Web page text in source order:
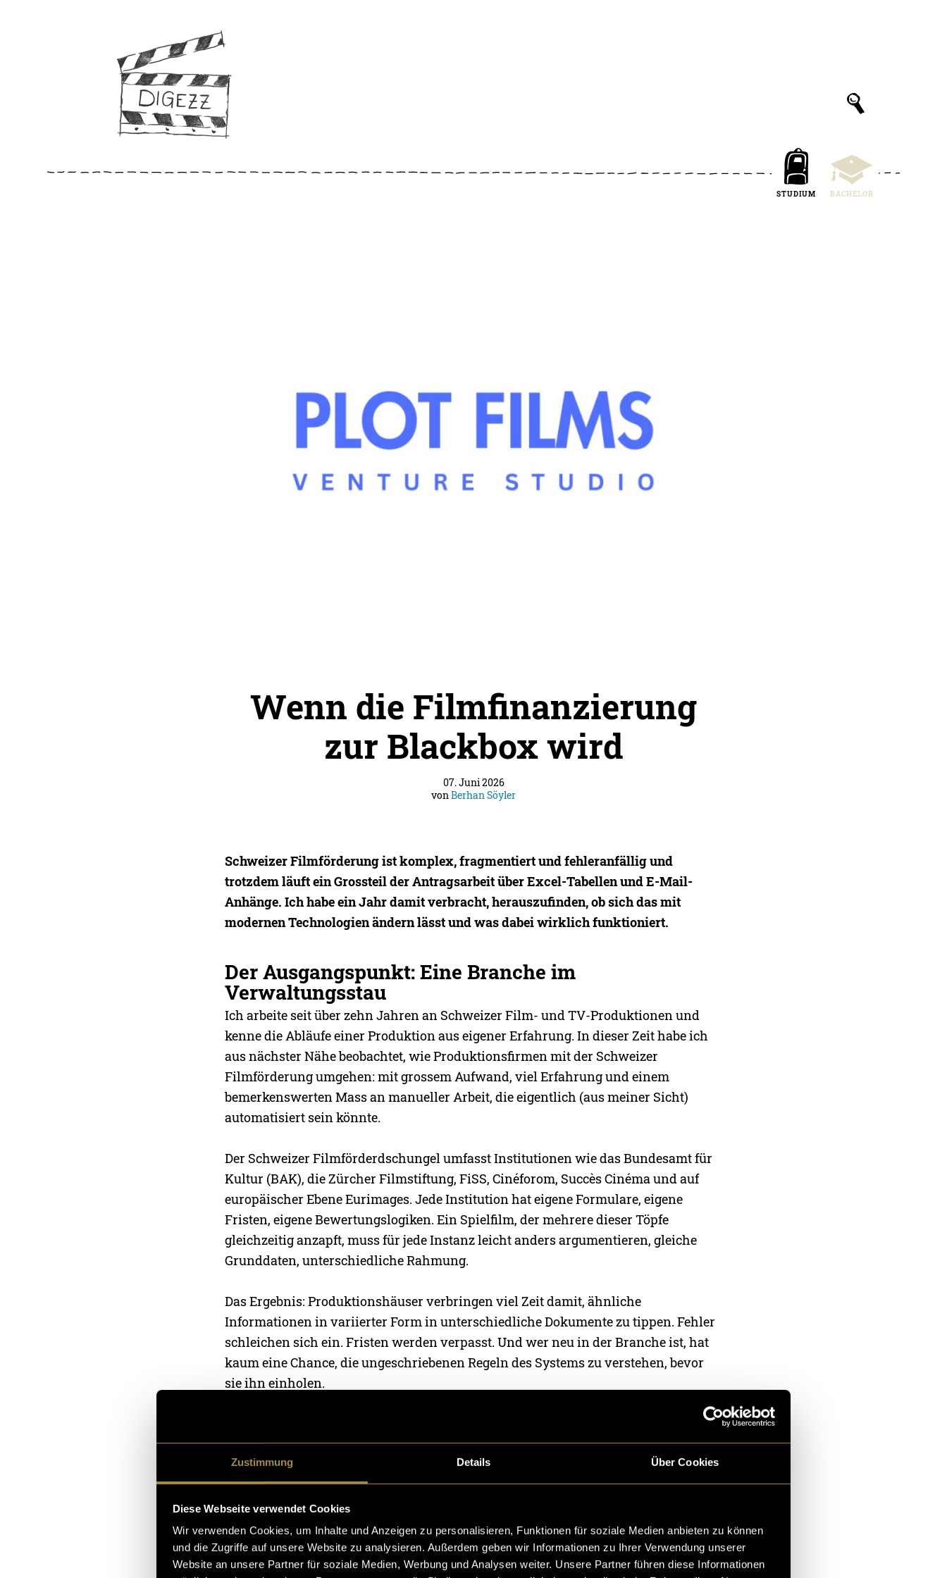
Zustimmung Details Über Cookies
Diese Webseite verwendet Cookies
Wir verwenden Cookies, um Inhalte und Anzeigen zu personalisieren, Funktionen für soziale Medien anbieten zu können
und die Zugriffe auf unsere Website zu analysieren. Außerdem geben wir Informationen zu Ihrer Verwendung unserer
Website an unsere Partner für soziale Medien, Werbung und Analysen weiter. Unsere Partner führen diese Informationen
STUDIUM BACHELOR
Wenn die Filmfinanzierung
zur Blackbox wird
07. Juni 2026
vonBerhan Söyler
Schweizer Filmförderung ist komplex, fragmentiert und fehleranfällig und
trotzdem läuft ein Grossteil der Antragsarbeit über Excel-Tabellen und E-Mail-
Anhänge. Ich habe ein Jahr damit verbracht, herauszufinden, ob sich das mit
modernen Technologien ändern lässt und was dabei wirklich funktioniert.
Der Ausgangspunkt: Eine Branche im
Verwaltungsstau
Ich arbeite seit über zehn Jahren an Schweizer Film- und TV-Produktionen und
kenne die Abläufe einer Produktion aus eigener Erfahrung. In dieser Zeit habe ich
aus nächster Nähe beobachtet, wie Produktionsfirmen mit der Schweizer
Filmförderung umgehen: mit grossem Aufwand, viel Erfahrung und einem
bemerkenswerten Mass an manueller Arbeit, die eigentlich (aus meiner Sicht)
automatisiert sein könnte.
Der Schweizer Filmförderdschungel umfasst Institutionen wie das Bundesamt für
Kultur (BAK), die Zürcher Filmstiftung, FiSS, Cinéforom, Succès Cinéma und auf
europäischer Ebene Eurimages. Jede Institution hat eigene Formulare, eigene
Fristen, eigene Bewertungslogiken. Ein Spielfilm, der mehrere dieser Töpfe
gleichzeitig anzapft, muss für jede Instanz leicht anders argumentieren, gleiche
Grunddaten, unterschiedliche Rahmung.
Das Ergebnis: Produktionshäuser verbringen viel Zeit damit, ähnliche
Informationen in variierter Form in unterschiedliche Dokumente zu tippen. Fehler
schleichen sich ein. Fristen werden verpasst. Und wer neu in der Branche ist, hat
kaum eine Chance, die ungeschriebenen Regeln des Systems zu verstehen, bevor
sie ihn einholen.
selbst in dieser Branche arbeitet und ein Werkzeug bauen wollte, das echte
Probleme löst.
Die erste Idee: Analyse statt Automatisierung
Das Projekt, das ich im Rahmen dieses Semesters entwickelt habe, ist kein fertiges
Produkt (und war es nie) sondern ein Prototyp, der eine zentrale These testet: Lässt